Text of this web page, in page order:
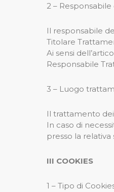
2 –
Il responsabile
Titolare
Ai sensi
Responsabile
3 – Luogo
Il trattamento dei
In caso di
presso la relativa
III COOKIES
1 – Tipo di